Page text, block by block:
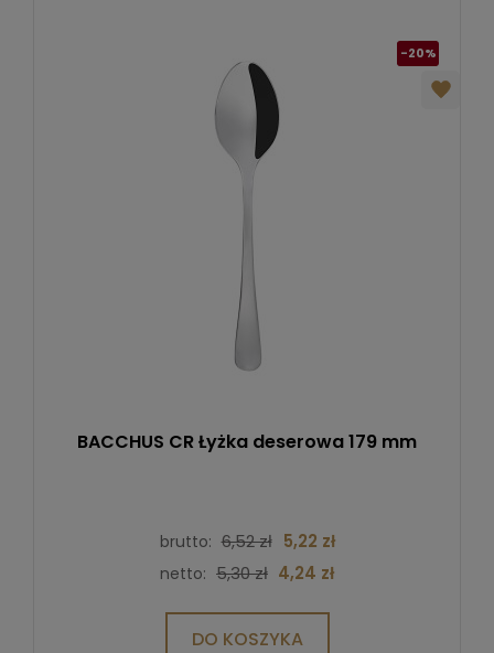
-20%
BACCHUS CR Łyżka deserowa 179 mm
brutto: 6,52 zł 5,22 zł
netto: 5,30 zł 4,24 zł
DO KOSZYKA